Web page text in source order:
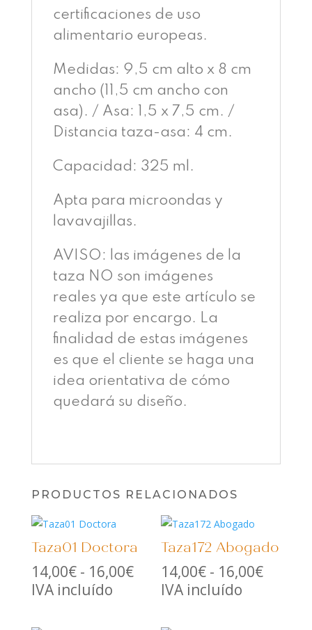
certificaciones de uso
alimentario europeas.
Medidas: 9,5 cm alto x 8 cm
ancho (11,5 cm ancho con
asa). / Asa: 1,5 x 7,5 cm. /
Distancia taza-asa: 4 cm.
Capacidad: 325 ml.
Apta para microondas y
lavavajillas.
AVISO: las imágenes de la
taza NO son imágenes
reales ya que este artículo se
realiza por encargo. La
finalidad de estas imágenes
es que el cliente se haga una
idea orientativa de cómo
quedará su diseño.
PRODUCTOS RELACIONADOS
Taza01 Doctora
14,00€ - 16,00€Rango
desde
IVA incluído
Taza172 Abogado
14,00€ - 16,00€Rango
IVA incluído